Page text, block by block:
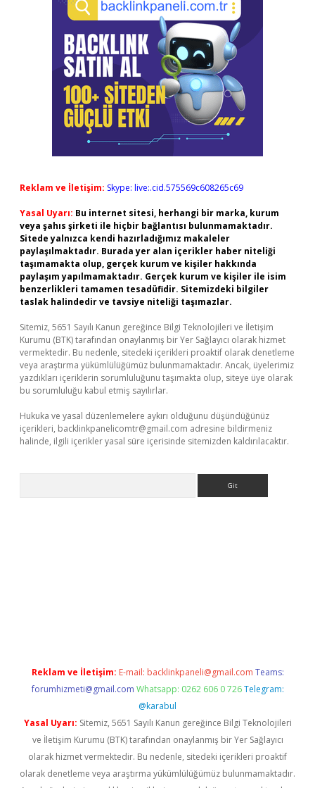
Reklam ve İletişim: Skype: live:.cid.575569c608265c69
Yasal Uyarı: Bu internet sitesi, herhangi bir marka, kurum
veya şahıs şirketi ile hiçbir bağlantısı bulunmamaktadır.
Sitede yalnızca kendi hazırladığımız makaleler
paylaşılmaktadır. Burada yer alan içerikler haber niteliği
taşımamakta olup, gerçek kurum ve kişiler hakkında
paylaşım yapılmamaktadır. Gerçek kurum ve kişiler ile isim
benzerlikleri tamamen tesadüfidir. Sitemizdeki bilgiler
taslak halindedir ve tavsiye niteliği taşımazlar.
Sitemiz, 5651 Sayılı Kanun gereğince Bilgi Teknolojileri ve İletişim
Kurumu (BTK) tarafından onaylanmış bir Yer Sağlayıcı olarak hizmet
vermektedir. Bu nedenle, sitedeki içerikleri proaktif olarak denetleme
veya araştırma yükümlülüğümüz bulunmamaktadır. Ancak, üyelerimiz
yazdıkları içeriklerin sorumluluğunu taşımakta olup, siteye üye olarak
bu sorumluluğu kabul etmiş sayılırlar.
Hukuka ve yasal düzenlemelere aykırı olduğunu düşündüğünüz
içerikleri, backlinkpanelicomtr@gmail.com adresine bildirmeniz
halinde, ilgili içerikler yasal süre içerisinde sitemizden kaldırılacaktır.
Reklam ve İletişim: E-mail: backlinkpaneli@gmail.com Teams:
forumhizmeti@gmail.com Whatsapp: 0262 606 0 726 Telegram:
@karabul
Yasal Uyarı: Sitemiz, 5651 Sayılı Kanun gereğince Bilgi Teknolojileri
ve İletişim Kurumu (BTK) tarafından onaylanmış bir Yer Sağlayıcı
olarak hizmet vermektedir. Bu nedenle, sitedeki içerikleri proaktif
olarak denetleme veya araştırma yükümlülüğümüz bulunmamaktadır.